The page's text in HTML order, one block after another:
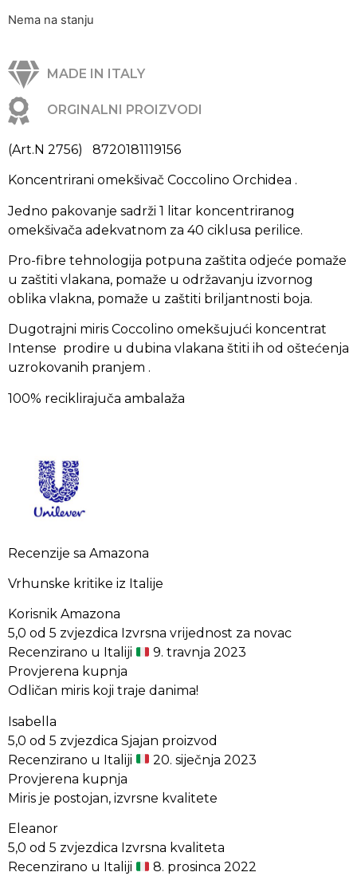
Nema na stanju
MADE IN ITALY
ORGINALNI PROIZVODI
(Art.N 2756) 8720181119156
Koncentrirani omekšivač Coccolino Orchidea .
Jedno pakovanje sadrži 1 litar koncentriranog
omekšivača adekvatnom za 40 ciklusa perilice.
Pro-fibre tehnologija potpuna zaštita odjeće pomaže
u zaštiti vlakana, pomaže u održavanju izvornog
oblika vlakna, pomaže u zaštiti briljantnosti boja.
Dugotrajni miris Coccolino omekšujući koncentrat
Intense prodire u dubina vlakana štiti ih od oštećenja
uzrokovanih pranjem .
100% reciklirajuča ambalaža
Recenzije sa Amazona
Vrhunske kritike iz Italije
Korisnik Amazona
5,0 od 5 zvjezdica Izvrsna vrijednost za novac
Recenzirano u Italiji
9. travnja 2023
Provjerena kupnja
Odličan miris koji traje danima!
Isabella
5,0 od 5 zvjezdica Sjajan proizvod
Recenzirano u Italiji
20. siječnja 2023
Provjerena kupnja
Miris je postojan, izvrsne kvalitete
Eleanor
5,0 od 5 zvjezdica Izvrsna kvaliteta
Recenzirano u Italiji
8. prosinca 2022